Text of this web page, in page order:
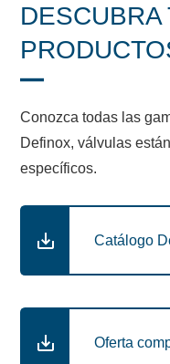
Conozca todas las
Definox, válvulas
específicos.
Catálogo
Oferta